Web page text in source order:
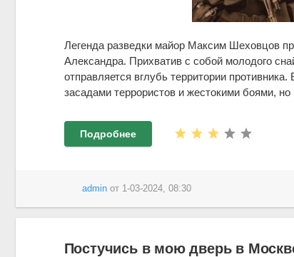
Легенда разведки майор Максим Шеховцов
Александра. Прихватив с собой молодого
отправляется вглубь территории
засадами террористов и жестокими боями,
Подробнее
adminот 1-03-2024, 08:30
Постучись в мою дверь в